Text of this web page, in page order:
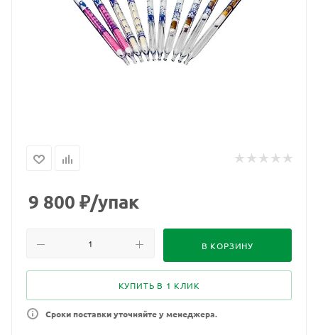
9 800 ₽/упак
В КОРЗИНУ
КУПИТЬ В 1 КЛИК
Сроки поставки уточняйте у менеджера.